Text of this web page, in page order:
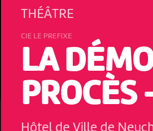
THÉÂTRE
CIE LE PREFIXE
LA
PROCÈS
Hôtel de Ville de